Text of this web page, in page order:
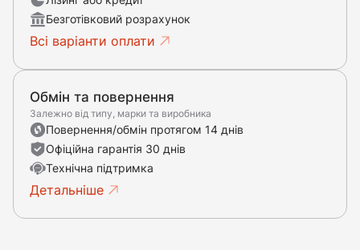
Безготівковий розрахунок
Всі варіанти оплати
Обмін та повернення
Залежно від типу, марки та виробника
Повернення/обмін протягом 14 днів
Офіційна гарантія 30 днів
Технічна підтримка
Детальніше